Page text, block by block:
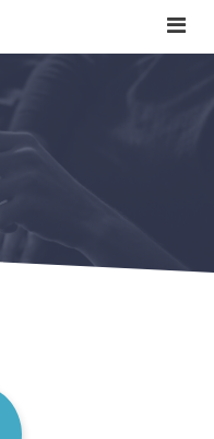
de buurt?
+
+